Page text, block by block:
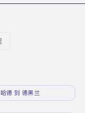
德 到 德黑兰